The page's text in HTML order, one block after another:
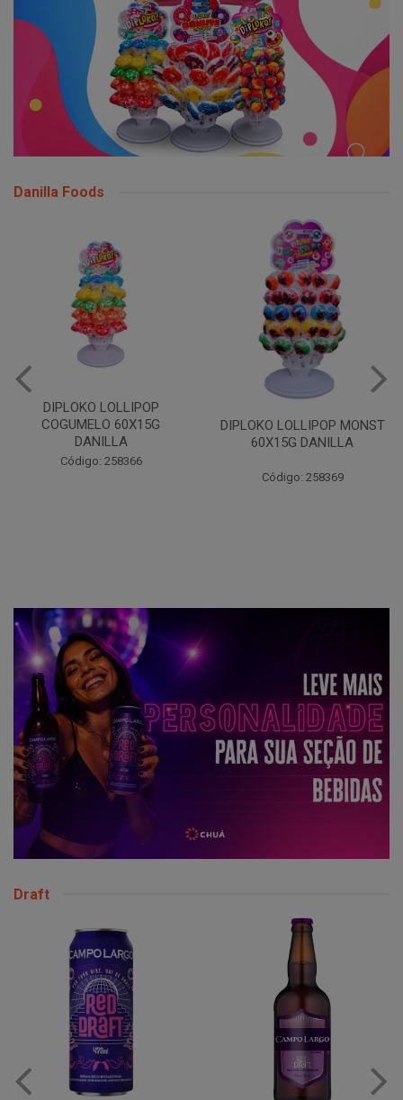
Danilla Foods
DIPLOKO LOLLIPOP MONST
60X15G DANILLA
60X15G DANILLA
Draft